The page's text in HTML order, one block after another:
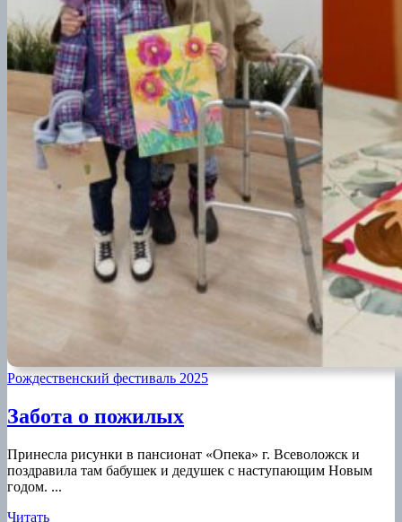
Рождественский фестиваль 2025
Забота о пожилыхЗабота
пожилых
Принесла рисунки в пансионат «Опека» г. Всеволожск и
поздравила там бабушек и дедушек с наступающим Новым
годом. ...
ЧитатьЧитать